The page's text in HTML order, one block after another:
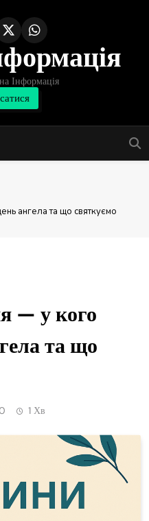
Інформація
ангела та що святкуємо
— у кого
та що
1 Хв